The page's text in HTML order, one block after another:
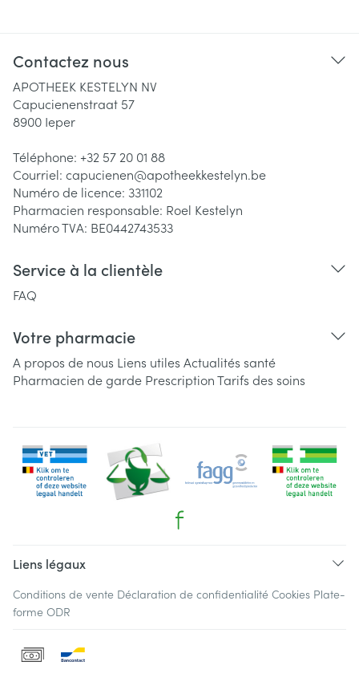
Contactez nous
APOTHEEK KESTELYN NV
Capucienenstraat 57
8900 Ieper
Téléphone: +32 57 20 01 88
Courriel: capucienen@apotheekkestelyn.be
Numéro de licence: 331102
Pharmacien responsable: Roel Kestelyn
Numéro TVA: BE0442743533
Service à la clientèle
FAQ
Votre pharmacie
A propos de nous Liens utiles Actualités santé
Pharmacien de garde PrescriptionTarifs des soins
Liens légaux
Conditions de vente Déclaration de confidentialité Cookies Plate-
forme ODR